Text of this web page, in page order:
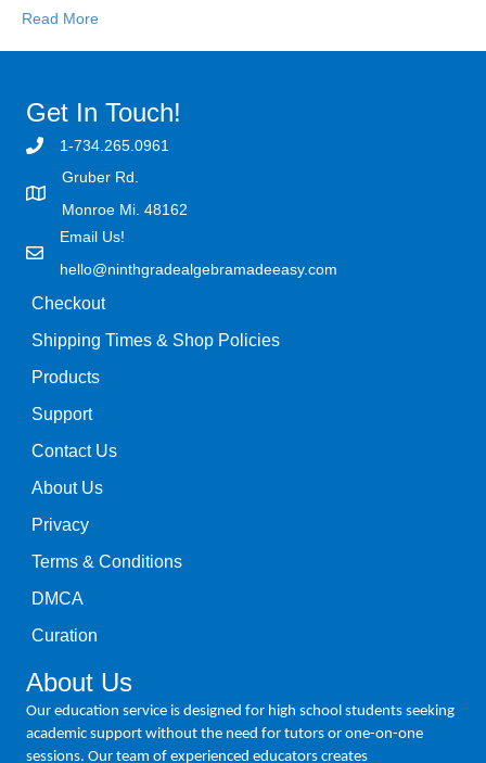
Read More
Get In Touch!
1-734.265.0961
Gruber Rd.
Monroe Mi. 48162
Email Us!
hello@ninthgradealgebramadeeasy.com
Checkout
Shipping Times & Shop Policies
Products
Support
Contact Us
About Us
Privacy
Terms & Conditions
DMCA
Curation
About Us
Our education service is designed for high school students seeking
academic support without the need for tutors or one-on-one
sessions. Our team of experienced educators creates